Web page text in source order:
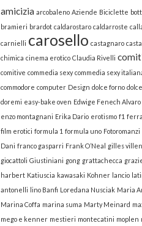
amicizia arcobaleno Aziende Biciclette
bramieri brardot caldarostaro caldarroste
carnielli carosello castagnaro
chimica cinema erotico Claudia Rivelli
comitive commedia sexy commedia sexy
commodore computer Design dolce forno
doremi easy-bake oven Edwige Fenech
enzo montagnani Erika Dario erotismo f1
film erotici formula 1 formula uno Fotoromanzi
Dani franco gasparri Frank O’Neal gilles
giocattoli Giustiniani gong grattachecca
harbert Katiuscia kawasaki Kohner lancio
antonelli lino Banfi Loredana Nusciak Maria
Marina Coffa marina suma Marty Meinard
mego e kenner mestieri montecatini moplen